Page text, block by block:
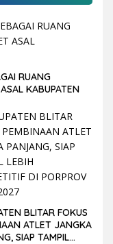
RUANG
KABUPATEN
BLITAR FOKUS
ATLET JANGKA
SIAP TAMPIL